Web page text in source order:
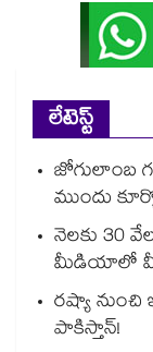
లేటెస్ట్
జోగులాంబ
ముందు
నెలకు 30
మీడియాలో
రష్యా
పాకిస్తాన్!